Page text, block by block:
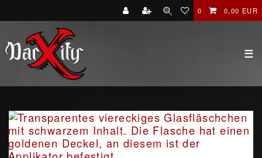
0 0,00 EUR
☰